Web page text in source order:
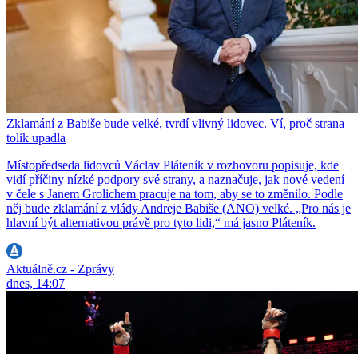
Zklamání z Babiše bude velké, tvrdí vlivný lidovec. Ví, proč strana
tolik upadla
Místopředseda lidovců Václav Pláteník v rozhovoru popisuje, kde
vidí příčiny nízké podpory své strany, a naznačuje, jak nové vedení
v čele s Janem Grolichem pracuje na tom, aby se to změnilo. Podle
něj bude zklamání z vlády Andreje Babiše (ANO) velké. „Pro nás je
hlavní být alternativou právě pro tyto lidi,“ má jasno Pláteník.
Aktuálně.cz - Zprávy
dnes, 14:07